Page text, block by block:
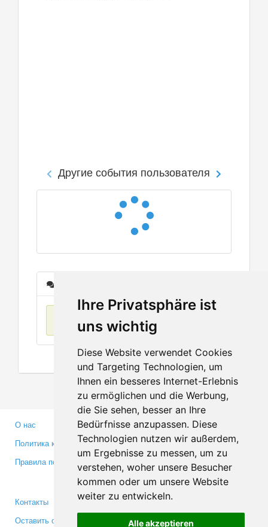
Ihre Privatsphäre ist
uns wichtig
Diese Website verwendet Cookies
und Targeting Technologien, um
Ihnen ein besseres Internet-Erlebnis
zu ermöglichen und die Werbung,
die Sie sehen, besser an Ihre
Bedürfnisse anzupassen. Diese
Technologien nutzen wir außerdem,
um Ergebnisse zu messen, um zu
verstehen, woher unsere Besucher
kommen oder um unsere Website
weiter zu entwickeln.
Alle akzeptieren
Другие события пользователя
О нас
Политика конфиденциальности
Правила пользования
Партнерам
Инвесторам
Медиа
Контакты
Оставить отзыв
Facebook
Twitter